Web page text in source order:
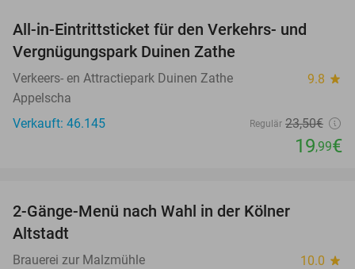
All-in-Eintrittsticket für den Verkehrs- und
Vergnügungspark Duinen Zathe
Verkeers- en Attractiepark Duinen Zathe 9.8 star
Appelscha
Verkauft: 46.145
Regulär 23,50€
19,99€
2-Gänge-Menü nach Wahl in der Kölner
Altstadt
Brauerei zur Malzmühle 10.0 star